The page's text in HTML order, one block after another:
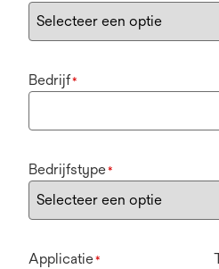
Bedrijf*
Bedrijfstype*
Applicatie*